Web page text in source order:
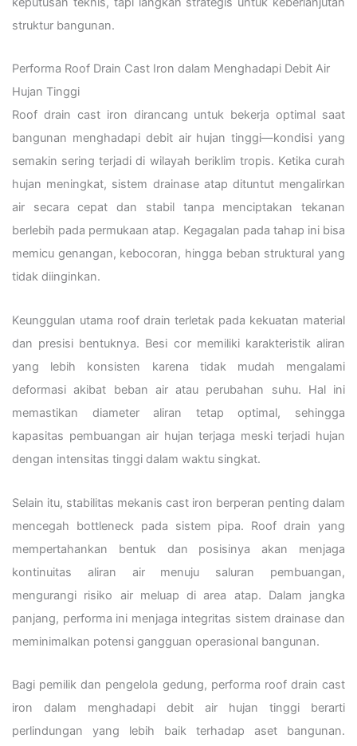
struktur bangunan.
Performa Roof Drain Cast Iron dalam Menghadapi Debit Air
Hujan Tinggi
Roof drain cast iron dirancang untuk bekerja optimal saat
bangunan menghadapi debit air hujan tinggi—kondisi yang
semakin sering terjadi di wilayah beriklim tropis. Ketika curah
hujan meningkat, sistem drainase atap dituntut mengalirkan
air secara cepat dan stabil tanpa menciptakan tekanan
berlebih pada permukaan atap. Kegagalan pada tahap ini bisa
memicu genangan, kebocoran, hingga beban struktural yang
tidak diinginkan.
Keunggulan utama roof drain terletak pada kekuatan material
dan presisi bentuknya. Besi cor memiliki karakteristik aliran
yang lebih konsisten karena tidak mudah mengalami
deformasi akibat beban air atau perubahan suhu. Hal ini
memastikan diameter aliran tetap optimal, sehingga
kapasitas pembuangan air hujan terjaga meski terjadi hujan
dengan intensitas tinggi dalam waktu singkat.
Selain itu, stabilitas mekanis cast iron berperan penting dalam
mencegah bottleneck pada sistem pipa. Roof drain yang
mempertahankan bentuk dan posisinya akan menjaga
kontinuitas aliran air menuju saluran pembuangan,
mengurangi risiko air meluap di area atap. Dalam jangka
panjang, performa ini menjaga integritas sistem drainase dan
meminimalkan potensi gangguan operasional bangunan.
Bagi pemilik dan pengelola gedung, performa roof drain cast
iron dalam menghadapi debit air hujan tinggi berarti
perlindungan yang lebih baik terhadap aset bangunan.